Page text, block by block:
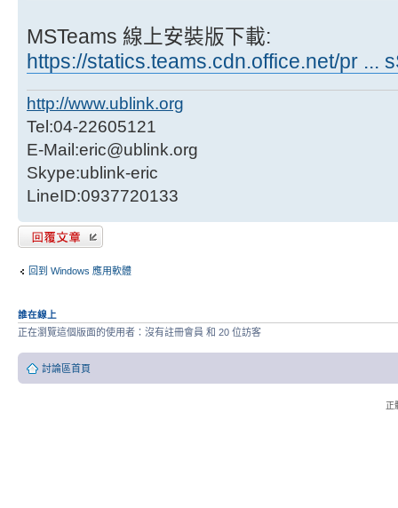
MSTeams 線上安裝版下載:
https://statics.teams.cdn.office.net/pr ...
http://www.ublink.org
Tel:04-22605121
E-Mail:eric@ublink.org
Skype:ublink-eric
LineID:0937720133
發表回覆
回到 Windows 應用軟體
誰在線上
正在瀏覽這個版面的使用者：沒有註冊會員 和 20 位訪客
討論區首頁
正